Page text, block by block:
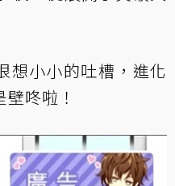
想小小的吐槽，進化
咚啦！